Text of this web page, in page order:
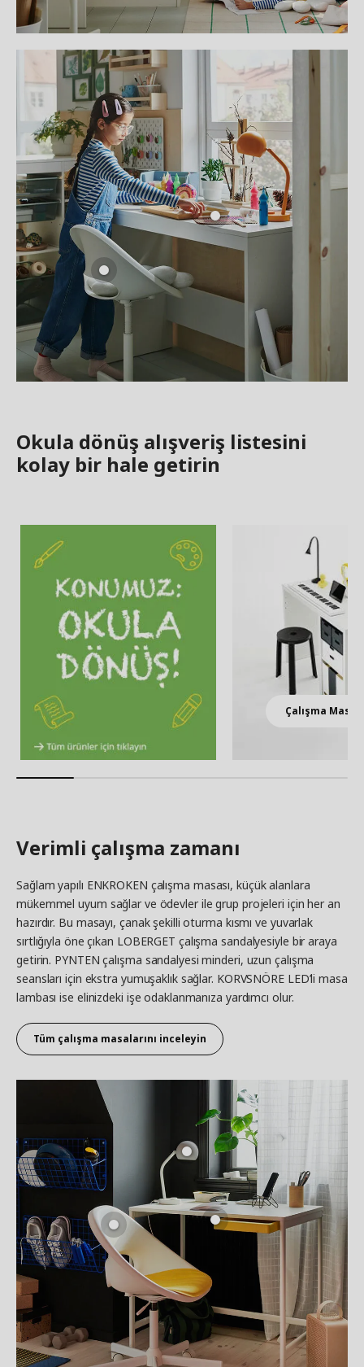
Okula dönüş alışveriş listesini
kolay bir hale getirin
Çalışma
Verimli çalışma zamanı
Sağlam yapılı ENKROKEN çalışma masası, küçük alanlara
mükemmel uyum sağlar ve ödevler ile grup projeleri için her an
hazırdır. Bu masayı, çanak şekilli oturma kısmı ve yuvarlak
sırtlığıyla öne çıkan LOBERGET çalışma sandalyesiyle bir araya
getirin. PYNTEN çalışma sandalyesi minderi, uzun çalışma
seansları için ekstra yumuşaklık sağlar. KORVSNÖRE LED’li masa
lambası ise elinizdeki işe odaklanmanıza yardımcı olur.
Tüm çalışma masalarını inceleyin